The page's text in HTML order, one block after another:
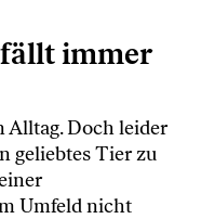
immer
Alltag. Doch leider
geliebtes Tier zu
Umfeld nicht